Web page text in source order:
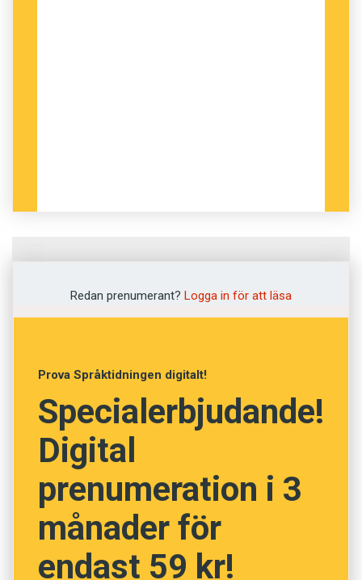
Boklåda
Klassbibliotek
Litteraturkanon
Bokhandel
Bokbinderi
Redan prenumerant? Logga in för att läsa
Prova Språktidningen digitalt!
Specialerbjudande!
Digital
prenumeration i 3
månader för
endast 59 kr!